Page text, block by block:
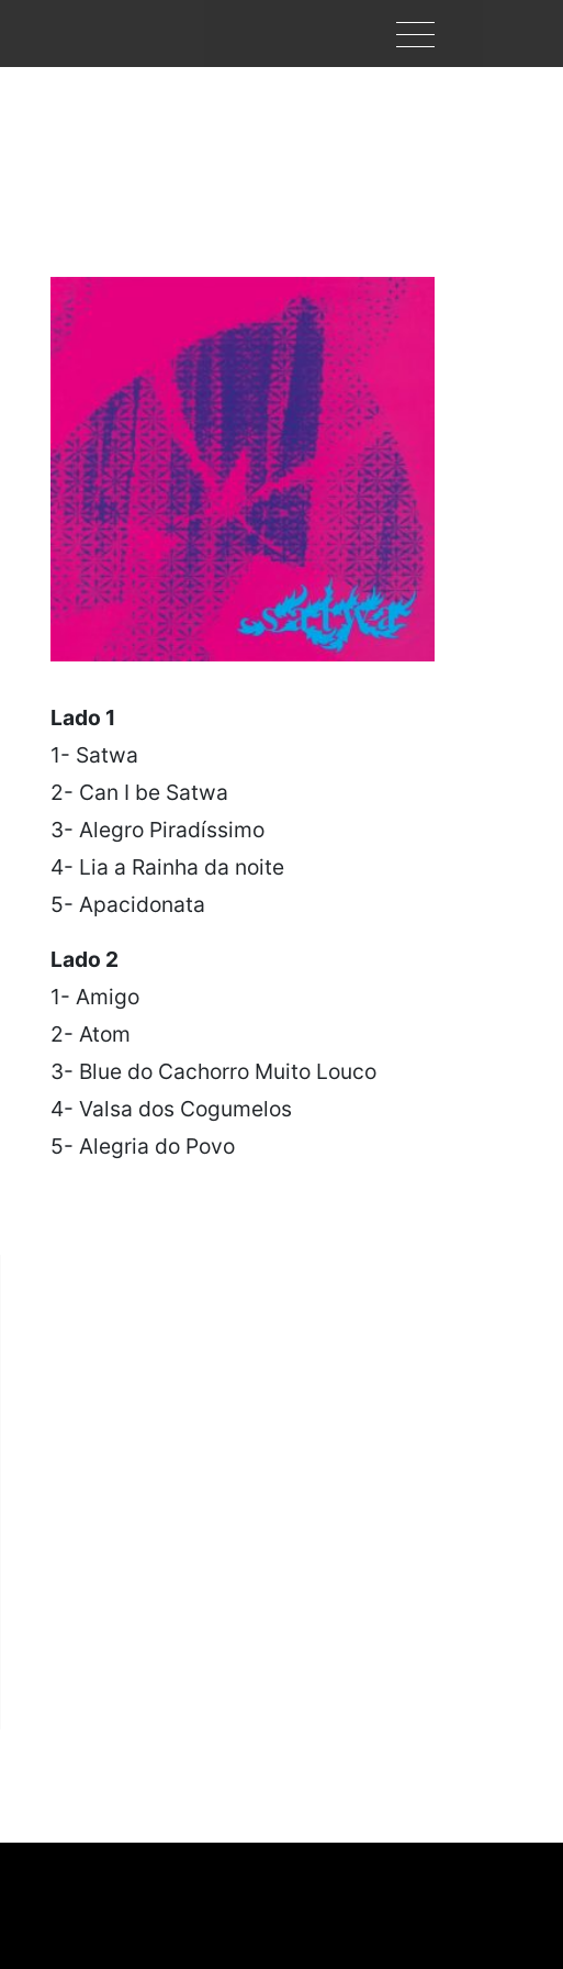
Lado 1
1- Satwa
2- Can I be Satwa
3- Alegro Piradíssimo
4- Lia a Rainha da noite
5- Apacidonata
Lado 2
1- Amigo
2- Atom
3- Blue do Cachorro Muito Louco
4- Valsa dos Cogumelos
5- Alegria do Povo